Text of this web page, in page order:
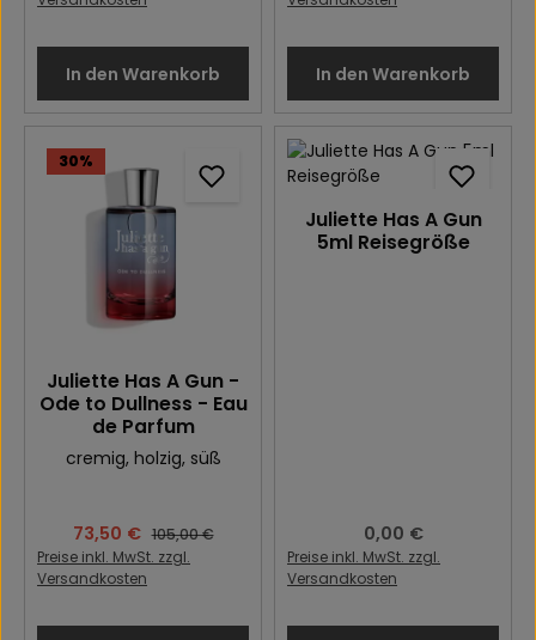
In den Warenkorb In den Warenkorb
30%
Juliette Has A Gun -
Ode to Dullness - Eau
de Parfum
cremig, holzig, süß
Verkaufspreis:
73,50 € Regulärer Preis:
105,00 €
Preise inkl. MwSt. zzgl.
Versandkosten
Juliette Has A Gun
5ml Reisegröße
Regulärer Preis:
0,00 €
Preise inkl. MwSt. zzgl.
Versandkosten